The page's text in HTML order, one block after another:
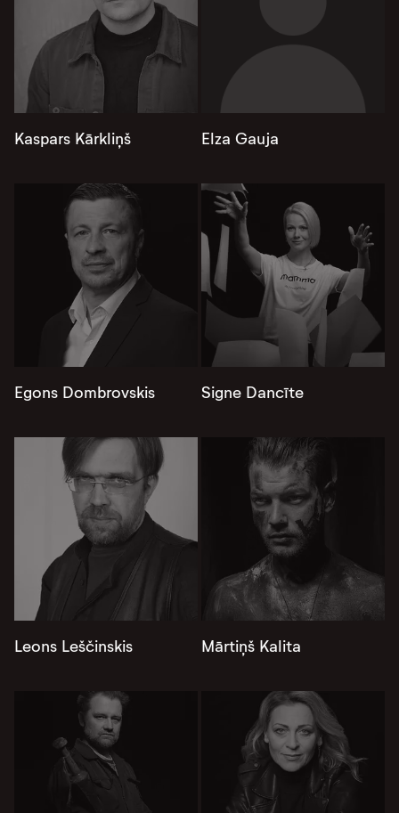
Kaspars Kārkliņš Elza Gauja
Egons Dombrovskis Signe Dancīte
Leons Leščinskis Mārtiņš Kalita